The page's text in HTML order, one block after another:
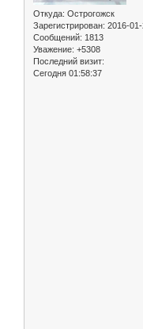
Откуда: Острогожск
Зарегистрирован: 2016-
Сообщений: 1813
Уважение: +5308
Последний визит:
Сегодня 01:58:37